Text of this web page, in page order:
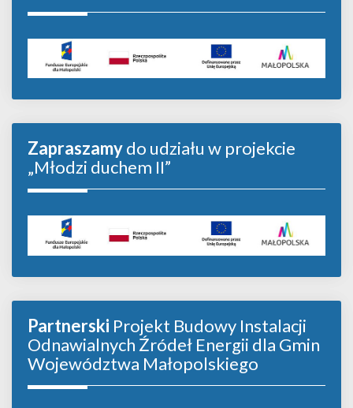
Zapraszamydo udziału w projekcie
„Młodzi duchem II”
Partnerski Projekt Budowy Instalacji
Odnawialnych Źródeł Energii dla Gmin
Województwa Małopolskiego